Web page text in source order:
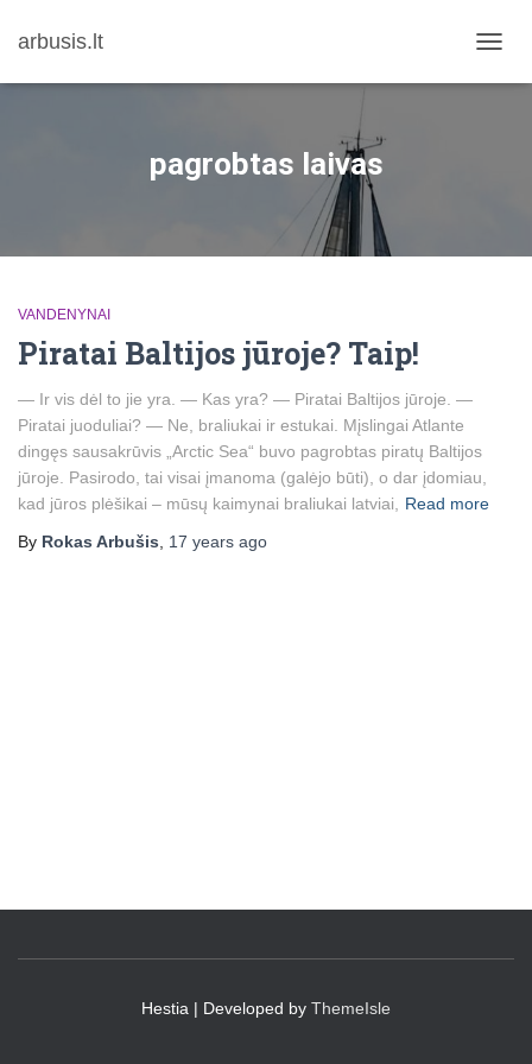
arbusis.lt
pagrobtas laivas
VANDENYNAI
Piratai Baltijos jūroje? Taip!
— Ir vis dėl to jie yra. — Kas yra? — Piratai Baltijos jūroje. —
Piratai juoduliai? — Ne, braliukai ir estukai. Mįslingai Atlante
dingęs sausakrūvis „Arctic Sea“ buvo pagrobtas piratų Baltijos
jūroje. Pasirodo, tai visai įmanoma (galėjo būti), o dar įdomiau,
kad jūros plėšikai – mūsų kaimynai braliukai latviai,
Read more
By Rokas Arbušis 17 years ago
Hestia | Developed by ThemeIsle